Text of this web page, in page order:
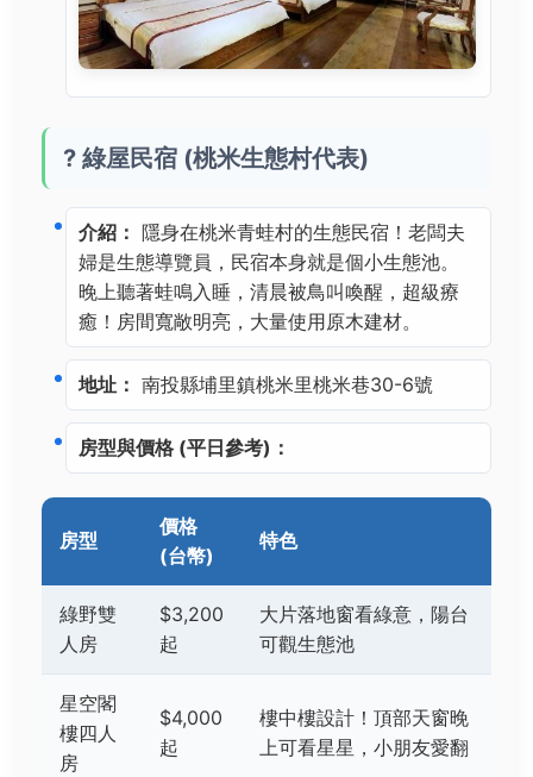
? 綠屋民宿 (桃米生態村代表)
介紹： 隱身在桃米青蛙村的生態民宿！老闆夫
婦是生態導覽員，民宿本身就是個小生態池。
晚上聽著蛙鳴入睡，清晨被鳥叫喚醒，超級療
癒！房間寬敞明亮，大量使用原木建材。
地址： 南投縣埔里鎮桃米里桃米巷30-6號
房型與價格 (平日參考)：
房型
價格
(台幣)
特色
綠野雙
人房
$3,200
起
大片落地窗看綠意，陽台
可觀生態池
星空閣
樓四人
房
$4,000
起
樓中樓設計！頂部天窗晚
上可看星星，小朋友愛翻